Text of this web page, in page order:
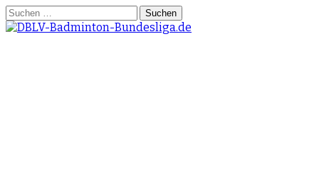
Springe
zum
Suchen
nach: